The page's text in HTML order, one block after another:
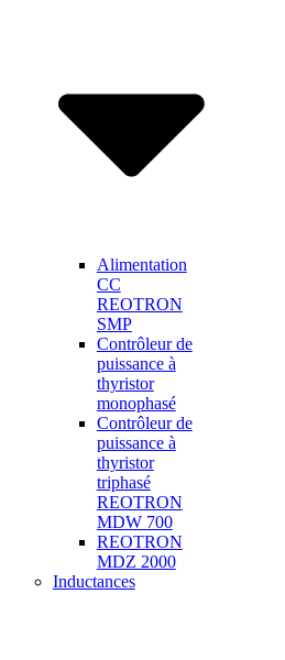
Alimentation
CC
REOTRON
SMP
Contrôleur de
puissance à
thyristor
monophasé
Contrôleur de
puissance à
thyristor
triphasé
REOTRON
MDW 700
REOTRON
MDZ 2000
Inductances